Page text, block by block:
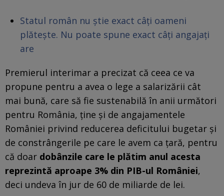
Statul român nu știe exact câți oameni
plătește. Nu poate spune exact câți angajați
are
Premierul interimar a precizat că ceea ce va
propune pentru a avea o lege a salarizării cât
mai bună, care să fie sustenabilă în anii următori
pentru România, ţine și de angajamentele
României privind reducerea deficitului bugetar şi
de constrângerile pe care le avem ca ţară, pentru
că doar dobânzile care le plătim anul acesta
reprezintă aproape 3% din PIB-ul României,
deci undeva în jur de 60 de miliarde de lei.